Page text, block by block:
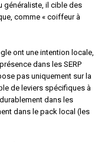
généraliste, il cible des
comme « coiffeur à
ont une intention locale,
dans les SERP
pas uniquement sur la
de leviers spécifiques à
dans les
dans le pack local (les